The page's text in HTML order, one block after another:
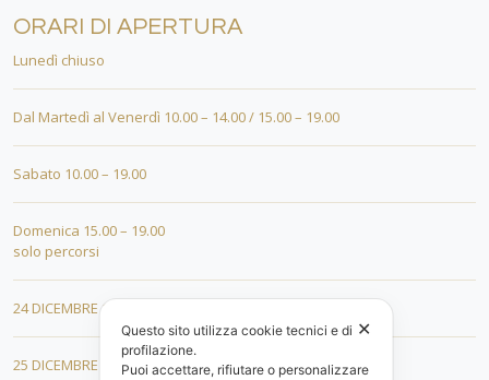
ORARI DI APERTURA
Lunedì chiuso
Dal Martedì al Venerdì 10.00 – 14.00 / 15.00 – 19.00
Sabato 10.00 – 19.00
Domenica 15.00 – 19.00
solo percorsi
24 DICEMBRE 10.00 – 18.00
25 DICEMBRE 15.00 – 19.00
✕
Questo sito utilizza cookie tecnici e di
profilazione.
Puoi accettare, rifiutare o personalizzare